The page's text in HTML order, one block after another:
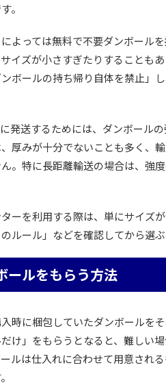
。
よっては無料で不要ダンボール
イズが小さすぎたりすることも
ボールの持ち帰り自体を禁止」
発送するためには、ダンボール
厚みが十分でないことも多く、
。特に長距離輸送の場合は、強
ーを利用する際は、単にサイズ
ルール」などを確認してから選ぶ
ールをもらう方法
時に梱包していたダンボールを
け」をもらうとなると、難しい
ルは仕入れに合わせて用意され